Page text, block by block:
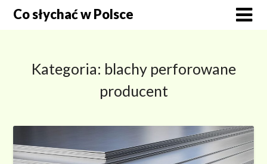
SkipCo słychać w Polsce
Kategoria: blachy perforowane
producent